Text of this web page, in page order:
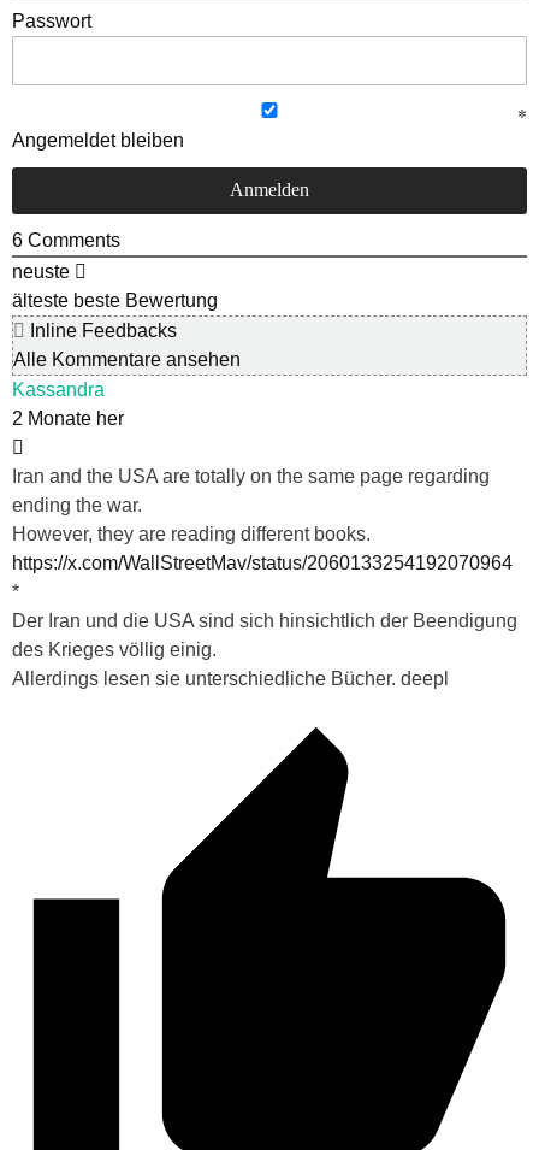
Passwort
Angemeldet bleiben
6 Comments
neuste
älteste beste Bewertung
Inline Feedbacks
Alle Kommentare ansehen
Kassandra
2 Monate her
Iran and the USA are totally on the same page regarding
ending the war.
However, they are reading different books.
https://x.com/WallStreetMav/status/2060133254192070964
*
Der Iran und die USA sind sich hinsichtlich der Beendigung
des Krieges völlig einig.
Allerdings lesen sie unterschiedliche Bücher. deepl